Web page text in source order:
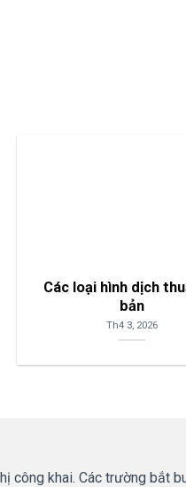
Các loại hình dịch
bản
Th4 3, 2026
công khai. Các trường bắt